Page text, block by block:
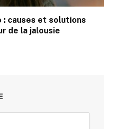
: causes et solutions
de la jalousie